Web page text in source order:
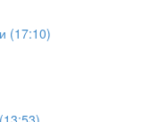
(17:10)